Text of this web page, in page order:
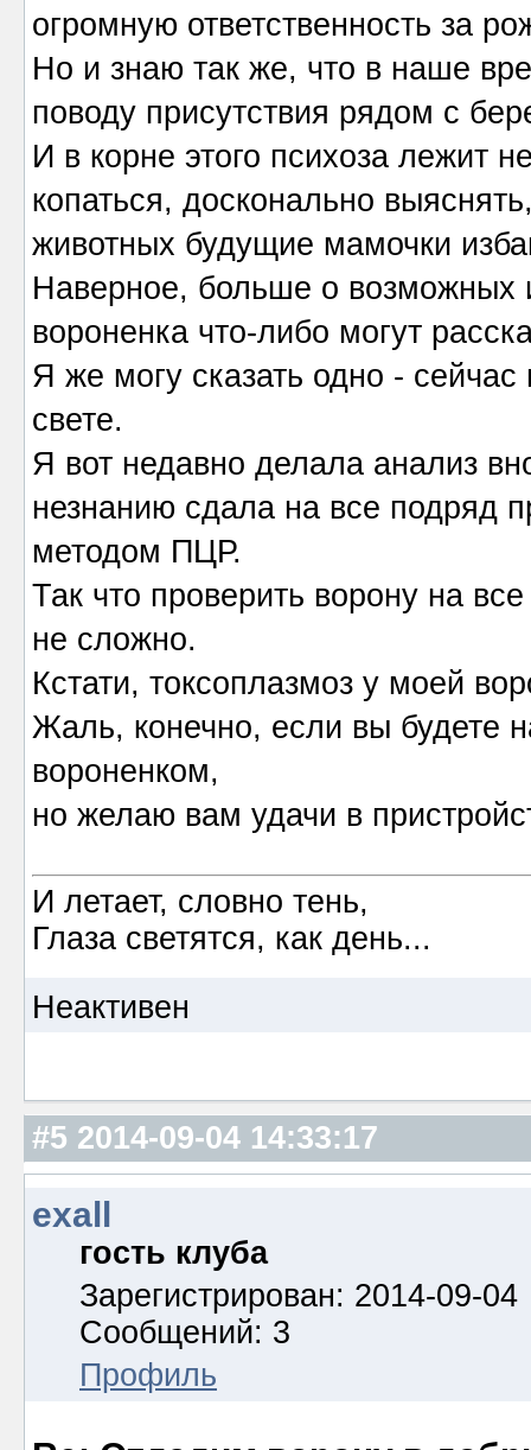
огромную ответственность за
Но и знаю так же, что в наше
поводу присутствия рядом с
И в корне этого психоза лежит
копаться, досконально
животных будущие мамочки
Наверное, больше о возможных
вороненка что-либо могут
Я же могу сказать одно -
свете.
Я вот недавно делала анализ
незнанию сдала на все подряд
методом ПЦР.
Так что проверить ворону на
не сложно.
Кстати, токсоплазмоз у моей
Жаль, конечно, если вы будете
вороненком,
но желаю вам удачи в
И летает, словно тень,
Глаза светятся, как день...
Неактивен
#5 2014-09-04 14:33:17
exall
гость клуба
Зарегистрирован: 2014-09-04
Сообщений: 3
Профиль